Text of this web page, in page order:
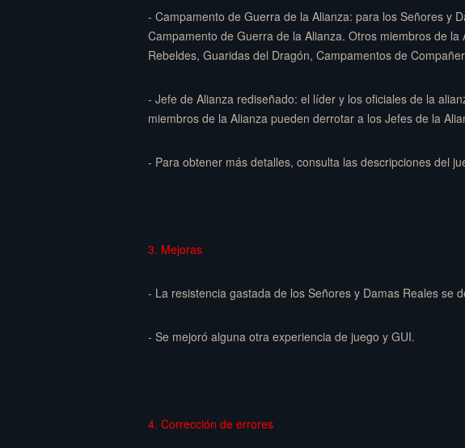
- Campamento de Guerra de la Alianza: para los Señores y
Campamento de Guerra de la Alianza. Otros miembros de
Rebeldes, Guaridas del Dragón, Campamentos de
- Jefe de Alianza rediseñado: el líder y los oficiales de la
miembros de la Alianza pueden derrotar a los Jefes de la
- Para obtener más detalles, consulta las descripciones del
3. Mejoras
- La resistencia gastada de los Señores y Damas Reales se
- Se mejoró alguna otra experiencia de juego y GUI.
4. Corrección de errores